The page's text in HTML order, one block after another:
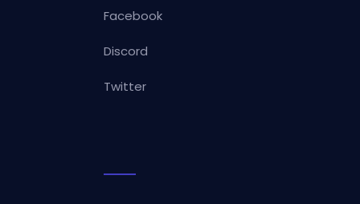
Facebook
Discord
Twitter